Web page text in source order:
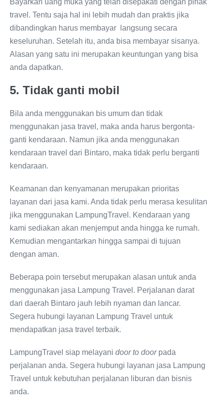
Bayarkan uang muka yang telah disepakati dengan pihak
travel. Tentu saja hal ini lebih mudah dan praktis jika
dibandingkan harus membayar langsung secara
keseluruhan. Setelah itu, anda bisa membayar sisanya.
Alasan yang satu ini merupakan keuntungan yang bisa
anda dapatkan.
5. Tidak ganti mobil
Bila anda menggunakan bis umum dan tidak
menggunakan jasa travel, maka anda harus bergonta-
ganti kendaraan. Namun jika anda menggunakan
kendaraan travel dari Bintaro, maka tidak perlu berganti
kendaraan.
Keamanan dan kenyamanan merupakan prioritas
layanan dari jasa kami. Anda tidak perlu merasa kesulitan
jika menggunakan LampungTravel. Kendaraan yang
kami sediakan akan menjemput anda hingga ke rumah.
Kemudian mengantarkan hingga sampai di tujuan
dengan aman.
Beberapa poin tersebut merupakan alasan untuk anda
menggunakan jasa Lampung Travel. Perjalanan darat
dari daerah Bintaro jauh lebih nyaman dan lancar.
Segera hubungi layanan Lampung Travel untuk
mendapatkan jasa travel terbaik.
LampungTravel siap melayani door to doorpada
perjalanan anda. Segera hubungi layanan jasa Lampung
Travel untuk kebutuhan perjalanan liburan dan bisnis
anda.